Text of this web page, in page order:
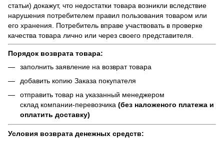
статьи) докажут, что недостатки товара возникли вследствие
нарушения потребителем правил пользования товаром или
его хранения. Потребитель вправе участвовать в проверке
качества товара лично или через своего представителя.
Порядок возврата товара:
заполнить заявление на возврат товара
добавить копию Заказа покупателя
отправить товар на указанный менеджером
склад компании-перевозчика (без наложеного платежа и
оплатить доставку)
Условия возврата денежных средств: